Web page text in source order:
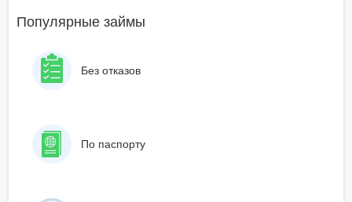
Популярные займы
Без отказов
По паспорту